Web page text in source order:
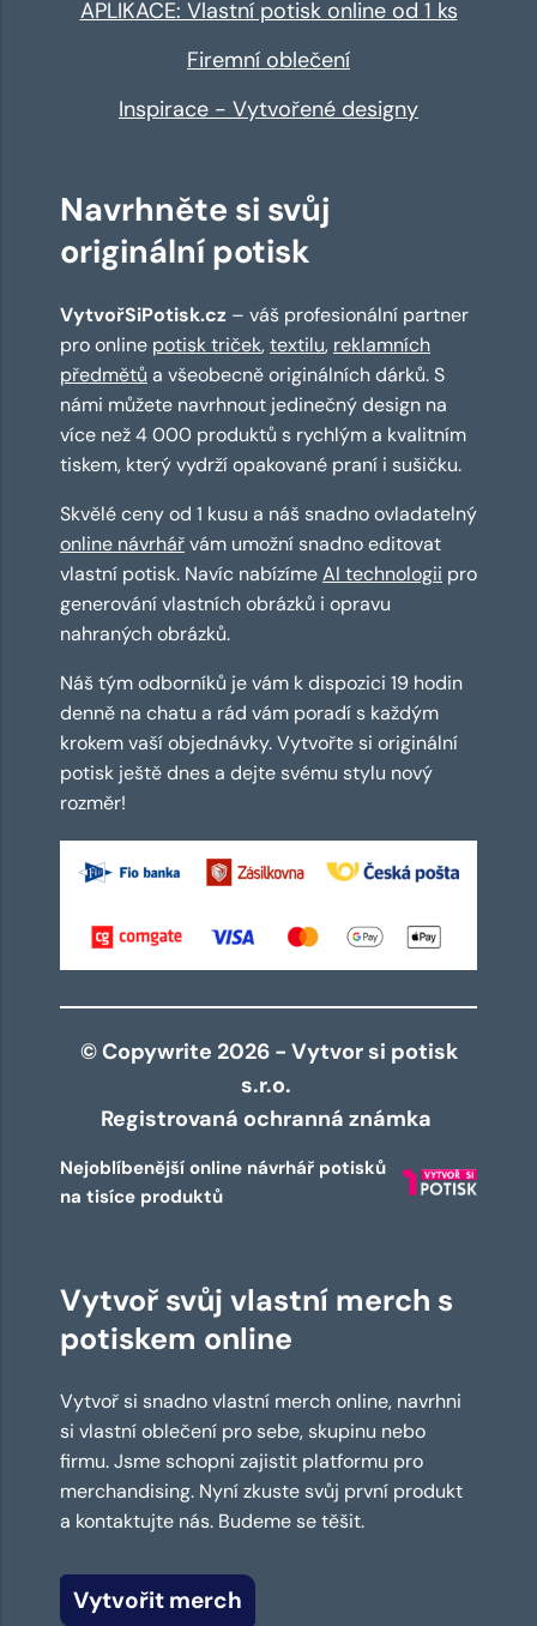
APLIKACE: Vlastní potisk online od 1 ks
Firemní oblečení
Inspirace - Vytvořené designy
Navrhněte si svůj
originální potisk
VytvořSiPotisk.cz – váš profesionální partner
pro online potisk triček,textilu, reklamních
předmětů a všeobecně originálních dárků. S
námi můžete navrhnout jedinečný design na
více než 4 000 produktů s rychlým a kvalitním
tiskem, který vydrží opakované praní i sušičku.
Skvělé ceny od 1 kusu a náš snadno ovladatelný
online návrhářvám umožní snadno editovat
vlastní potisk. Navíc nabízímeAI technologii pro
generování vlastních obrázků i opravu
nahraných obrázků.
Náš tým odborníků je vám k dispozici 19 hodin
denně na chatu a rád vám poradí s každým
krokem vaší objednávky. Vytvořte si originální
potisk ještě dnes a dejte svému stylu nový
rozměr!
© Copywrite 2026 - Vytvor si potisk
s.r.o.
Registrovaná ochranná známka
Nejoblíbenější online návrhář potisků
na tisíce produktů
Vytvoř svůj vlastní merch s
potiskem online
Vytvoř si snadno vlastní merch online, navrhni
si vlastní oblečení pro sebe, skupinu nebo
firmu. Jsme schopni zajistit platformu pro
merchandising. Nyní zkuste svůj první produkt
a kontaktujte nás. Budeme se těšit.
Vytvořit merch